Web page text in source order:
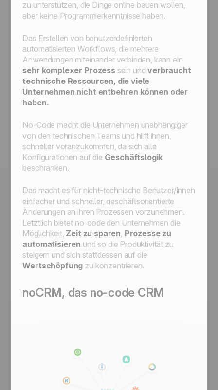
ihn zum nächsten Schritt bewegen und dann
für Nachverfolgungen auf StandBy setzen."
eine bestimmte Bedingung erfüllt, an einen
Vertriebsmitarbeiter
Zuweisung eines eingehenden Leads an
einen Vertriebsmitarbeiter Ihrer Wahl
Erste Schritte zur Automatisierung:
Automatisierung von Arbeitsabläufen für
optimierte Prozesse
zu unterstützen, die Dinge online bauen wollen,
aber keine Programmierkenntnisse haben.
Das Erstellen von benutzerdefinierten
automatisierten Workflows, die mehrere
Anwendungen miteinander verbinden, kann ein
sehr komplexer Prozesssein undverbraucht
technische Ressourcen, die viele
Unternehmen nicht entbehren können oder
haben.
No-Code macht die Unternehmen unabhängiger
von den technischen Teams und hilft ihnen,
schneller voranzukommen, da sich alle
Konfigurationen auf die Geschäftslogik
beschränken.
Das macht es für nicht-technische Benutzer/innen
einfacher und schneller, geschäftsorientierte
Änderungen an ihren Prozessen vorzunehmen.
Letztlich bietet no-code den Unternehmen die
Möglichkeit, Zeit zu sparen, Prozesse zu
automatisieren und so die Produktivität zu
steigern und sich stattdessen auf die
Wertschöpfung zu konzentrieren.
noCRM, das no-code CRM